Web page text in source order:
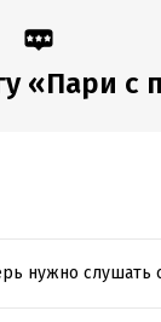
«Пари с
нужно слушать